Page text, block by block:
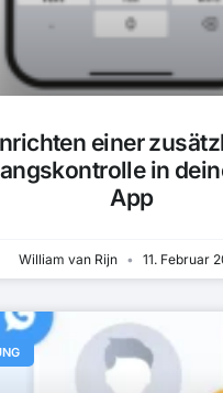
einer
in
App
William van Rijn 11. Februar